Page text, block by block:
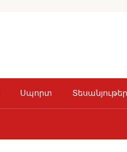
Սպորտ Տեսանյութեր